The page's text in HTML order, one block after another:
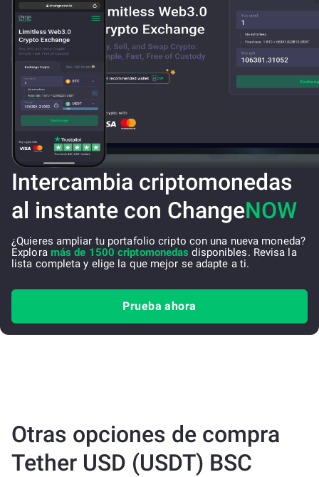
Intercambia criptomonedas
al instante con ChangeNOW
¿Quieres ampliar tu portafolio cripto con una nueva moneda?
Explora más de 1500 criptomonedas disponibles. Revisa la
lista completa y elige la que mejor se adapte a ti.
Prueba ahora
Otras opciones de compra
Tether USD (USDT) BSC